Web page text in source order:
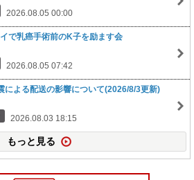
2026.08.05 00:00
で乳癌手術前のK子を励ます会
2026.08.05 07:42
による配送の影響について(2026/8/3更新)
2026.08.03 18:15
もっと見る